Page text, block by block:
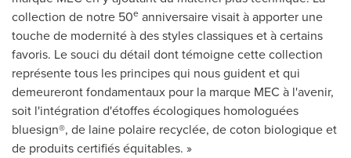
collection de notre 50e anniversaire visait à apporter une
touche de modernité à des styles classiques et à certains
favoris. Le souci du détail dont témoigne cette collection
représente tous les principes qui nous guident et qui
demeureront fondamentaux pour la marque MEC à l'avenir,
soit l'intégration d'étoffes écologiques homologuées
bluesign®, de laine polaire recyclée, de coton biologique et
de produits certifiés équitables. »